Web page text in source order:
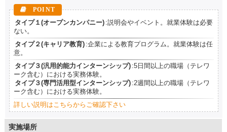
タイプ１(オープンカンパニー) :説明会やイベント。就業体験は必要
ない。
タイプ２(キャリア教育) :企業による教育プログラム。就業体験は任
意。
タイプ３(汎用的能力インターンシップ) :5日間以上の職場（テレワ
ーク含む）における実務体験。
タイプ３(専門活用型インターンシップ) :2週間以上の職場（テレワ
ーク含む）における実務体験。
詳しい説明はこちらからご確認下さい
実施場所